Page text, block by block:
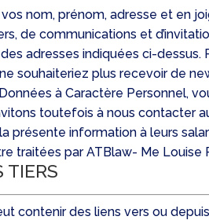
nom, prénom, adresse et en
de communications et
des adresses indiquées ci-
souhaiteriez plus recevoir de
à Caractère Personnel,
toutefois à nous contacter
présente information à leurs
traitées par ATBlaw- Me Louise
TIERS
contenir des liens vers ou